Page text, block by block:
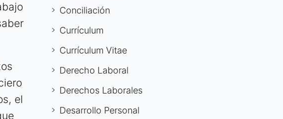
el
Conciliación
Currículum
Currículum Vitae
Derecho Laboral
Derechos Laborales
Desarrollo Personal